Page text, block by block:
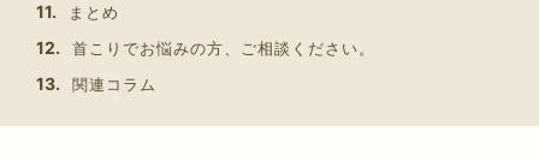
まとめ
首こりでお悩みの方、ご相談ください。
関連コラム